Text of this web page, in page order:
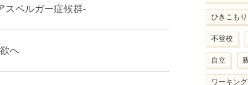
ひきこもり
不登校
自立
ワーキン
スペルガー症候群-
へ